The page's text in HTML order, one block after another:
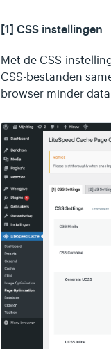
[1] CSS instellingen
Met de CSS-
CSS-bestanden
browser minder